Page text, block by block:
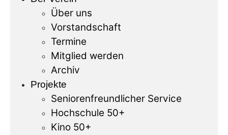
Über uns
Vorstandschaft
Termine
Mitglied werden
Archiv
Projekte
Seniorenfreundlicher Service
Hochschule 50+
Kino 50+